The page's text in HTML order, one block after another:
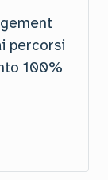
percorsi
100%